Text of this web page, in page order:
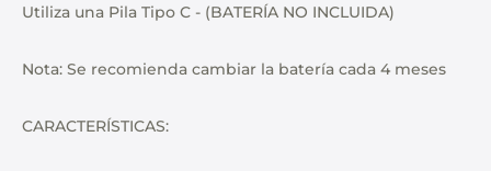
Utiliza una Pila Tipo C - (BATERÍA NO INCLUIDA)
Nota: Se recomienda cambiar la batería cada 4 meses
CARACTERÍSTICAS: